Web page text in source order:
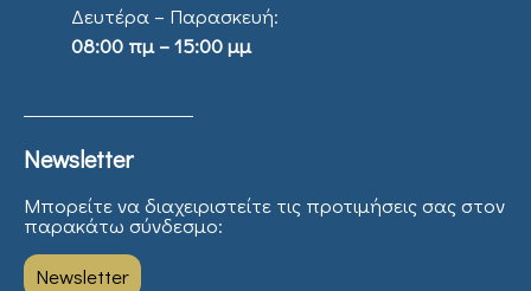
Δευτέρα – Παρασκευή:
08:00 πμ – 15:00 μμ
Newsletter
Μπορείτε να διαχειριστείτε τις προτιμήσεις σας στον
παρακάτω σύνδεσμο:
Newsletter